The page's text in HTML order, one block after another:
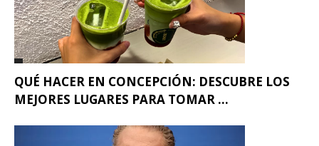
QUÉ HACER EN CONCEPCIÓN: DESCUBRE LOS
MEJORES LUGARES PARA TOMAR ...